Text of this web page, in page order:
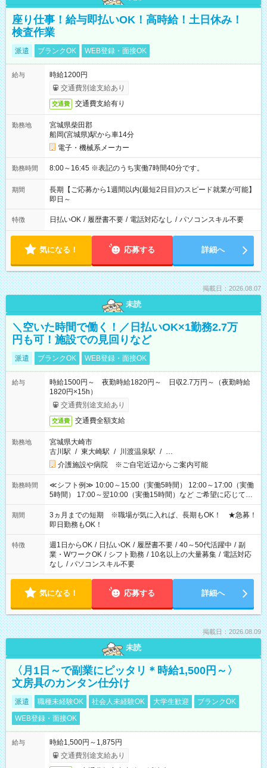
座り仕事！給与即払いOK！高時給！土日休み！
検査作業
派遣 ブランクOK WEB登録・面接OK
給与
時給1200円
交通費別途支給あり
交通費 交通費支給有り
勤務地
宮城県柴田郡
船岡(宮城県)駅から車14分
電子・機械系メーカー
勤務時間 8:00～16:45 ※表記のうち実働7時間40分です。
期間
長期【ご応募から1週間以内(最短2日目)のスピード就業が可能】
即日～
特徴 日払いOK / 履歴書不要 / 電話対応なし / パソコンスキル不要
気になる！ 応募する 詳細へ
掲載日：2026.08.07
未読
＼空いた時間で働く！／日払いOK×1勤務2.7万
円も可！施設での見回りなど
派遣 ブランクOK WEB登録・面接OK
給与
時給1500円～ 夜勤時給1820円～ 日収2.7万円～（夜勤時給
1820円×15h）
交通費別途支給あり
交通費 交通費全額支給
勤務地
宮城県大崎市
古川駅 / 東大崎駅 / 川渡温泉駅 / …
介護施設や病院 ※ご自宅近辺からご案内可能
勤務時間
≪シフト例≫ 10:00～15:00（実働5時間） 12:00～17:00（実働
5時間） 17:00～翌10:00（実働15時間）など ご希望に応じて、
働く時間は調整できます！ お気軽に担当へ相談ください！
期間
3ヵ月までの短期 ※職場が気に入れば、長期もOK！ ★急募！
即日勤務もOK！
特徴 週1日からOK / 日払いOK / 履歴書不要 / 40～50代活躍中 / 副
業・WワークOK / シフト勤務 / 10名以上の大量募集 / 電話対応
なし / パソコンスキル不要
気になる！ 応募する 詳細へ
掲載日：2026.08.09
未読
〈月1日～で副業にピッタリ＊時給1,500円～〉
文房具のカンタン仕分け
派遣 職種未経験OK 社会人未経験OK 大学生歓迎
ブランクOK
WEB登録・面接OK
給与
時給1,500円～1,875円
交通費別途支給あり